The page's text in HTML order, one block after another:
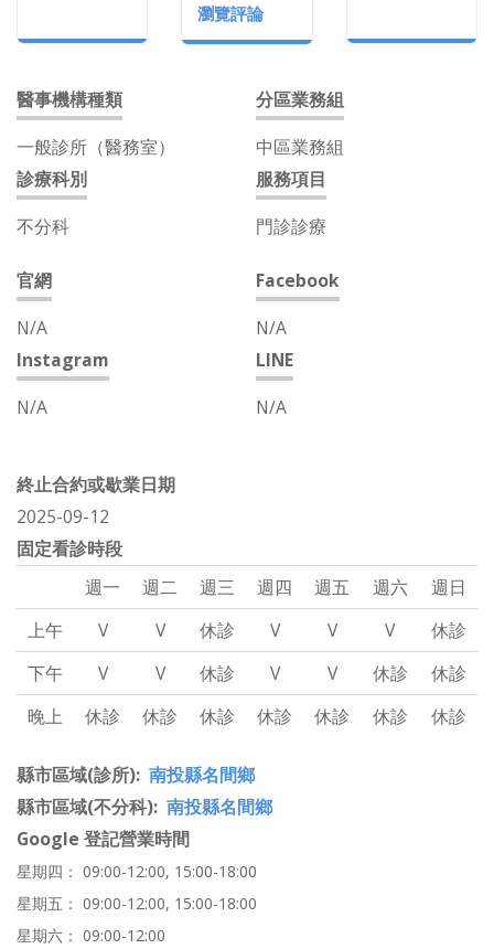
瀏覽評論
醫事機構種類
一般診所（醫務室）
分區業務組
中區業務組
診療科別
不分科
服務項目
門診診療
官網
N/A
Facebook
N/A
Instagram
N/A
LINE
N/A
終止合約或歇業日期
2025-09-12
固定看診時段
週一
週二 週三 週四 週五 週六
週日
上午
V V 休診 V V V
休診
下午
V V 休診 V V 休診
休診
晚上
休診 休診 休診 休診 休診 休診 休診
縣市區域(診所) 南投縣名間鄉
縣市區域(不分科) 南投縣名間鄉
Google 登記營業時間
星期四： 09:00-12:00, 15:00-18:00
星期五： 09:00-12:00, 15:00-18:00
星期六： 09:00-12:00